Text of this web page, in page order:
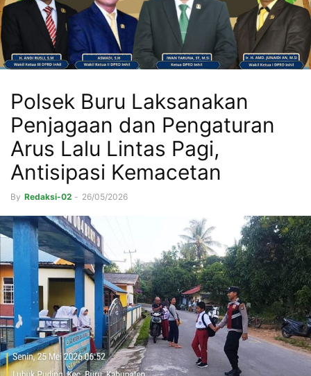
Polsek Buru Laksanakan
Penjagaan dan Pengaturan
Arus Lalu Lintas Pagi,
Antisipasi Kemacetan
By Redaksi-02 - 26/05/2026